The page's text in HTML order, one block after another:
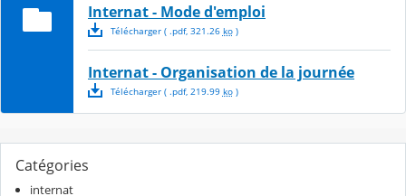
Internat - Mode d'emploi
Télécharger( .pdf, 321.26 ko)
Internat - Organisation de la journée
Télécharger( .pdf, 219.99 ko)
Catégories
internat